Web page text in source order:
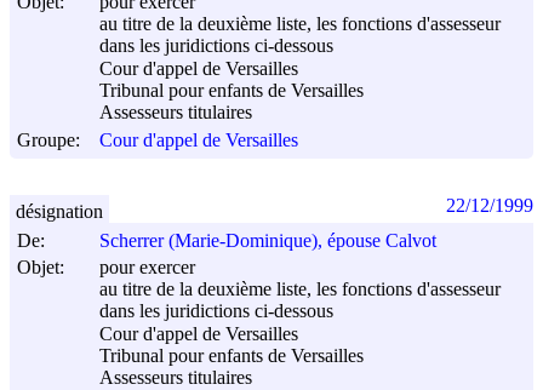
au titre de la deuxième liste, les fonctions d'assesseur
dans les juridictions ci-dessous
Cour d'appel de Versailles
Tribunal pour enfants de Versailles
Assesseurs titulaires
Groupe:
Cour d'appel de Versailles
De:
Scherrer (Marie-Dominique), épouse Calvot
Objet:
pour exercer
au titre de la deuxième liste, les fonctions d'assesseur
dans les juridictions ci-dessous
Cour d'appel de Versailles
Tribunal pour enfants de Versailles
Assesseurs titulaires
désignation 22/12/1999